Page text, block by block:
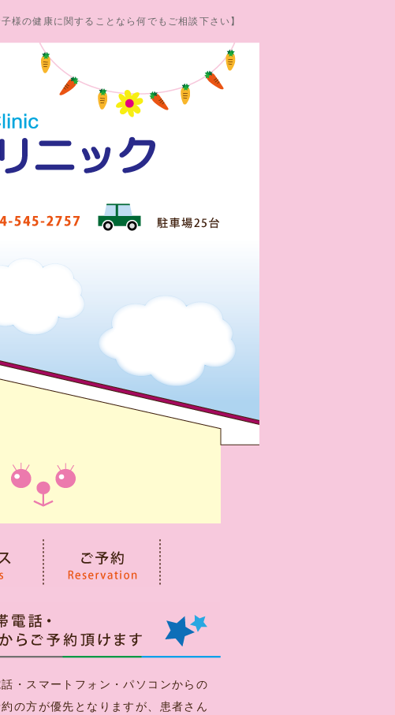
様の健康に関することなら何でもご相談下さい】
・スマートフォン・パソコンからの
の方が優先となりますが、患者さん